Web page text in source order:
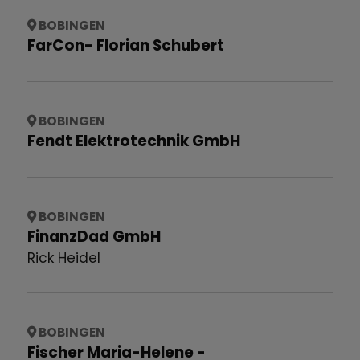
BOBINGEN
FarCon- Florian Schubert
BOBINGEN
Fendt Elektrotechnik GmbH
BOBINGEN
FinanzDad GmbH
Rick Heidel
BOBINGEN
Fischer Maria-Helene -